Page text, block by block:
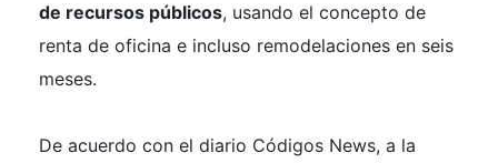
de recursos públicos, usando el concepto de
renta de oficina e incluso remodelaciones en seis
meses.
De acuerdo con el diario Códigos News, a la